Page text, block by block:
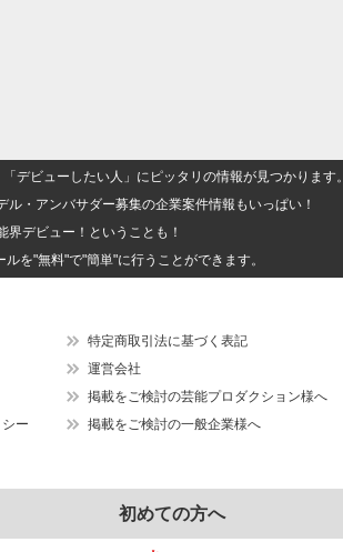
デビューしたい人」にピッタリの情報が見つかります。
・アンバサダー募集の企業案件情報もいっぱい！
デビュー！ということも！
を"無料"で"簡単"に行うことができます。
ー
特定商取引法に基づく表記
運営会社
掲載をご検討の芸能プロダクション様へ
掲載をご検討の一般企業様へ
初めての方へ